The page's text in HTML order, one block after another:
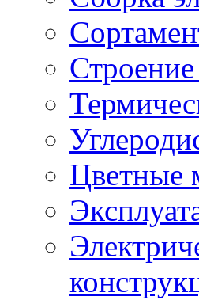
Цветные